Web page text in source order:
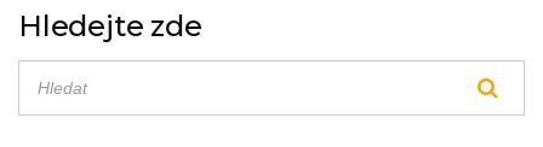
Hledejte zde